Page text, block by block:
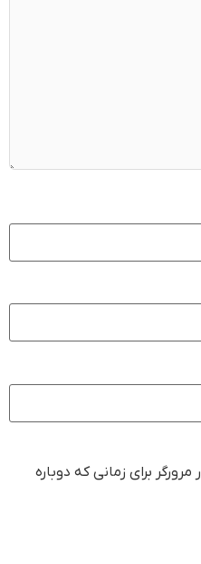
برای زمانی که دوباره